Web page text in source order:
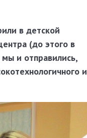
в детской
(до этого в
и отправились,
и